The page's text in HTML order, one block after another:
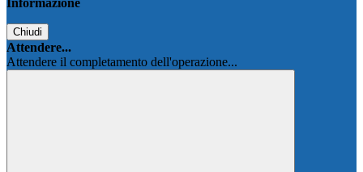
Informazione
Chiudi
Attendere...
Attendere il completamento dell'operazione...